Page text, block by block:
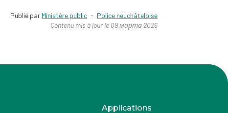
Publié par Ministère public - Police neuchâteloise
Contenu mis à jour le 09 марта 2026
Applications